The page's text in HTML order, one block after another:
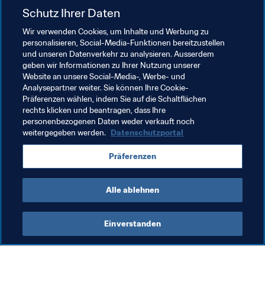
wie die FIFA weiterhin ihre Entwicklungsprogramme
anbietet, unsererseits versuchen werden, gut
strukturierte Projekte durchzuführen, die es uns
ermöglichen, von solchen Unterstützungsinitiativen zu
profitieren.“
Verwandte Themen
FIFA Forward FIFA-Präsident Organisation
Organisation Algeria CAF
Schutz Ihrer Daten
Wir verwenden Cookies, um Inhalte und Werbung zu
personalisieren, Social-Media-Funktionen bereitzustellen
und unseren Datenverkehr zu analysieren. Ausserdem
geben wir Informationen zu Ihrer Nutzung unserer
Website an unsere Social-Media-, Werbe- und
Analysepartner weiter. Sie können Ihre Cookie-
Präferenzen wählen, indem Sie auf die Schaltflächen
rechts klicken und beantragen, dass Ihre
personenbezogenen Daten weder verkauft noch
weitergegeben werden. Datenschutzportal
Präferenzen
Alle ablehnen
Einverstanden